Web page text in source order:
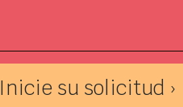
Inicie su solicitud ›